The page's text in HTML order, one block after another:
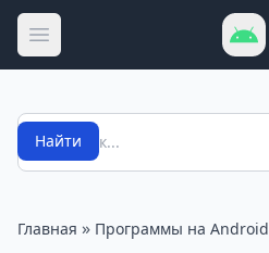
Открыть меню
Поиск
Найти
Главная » Программы на Android